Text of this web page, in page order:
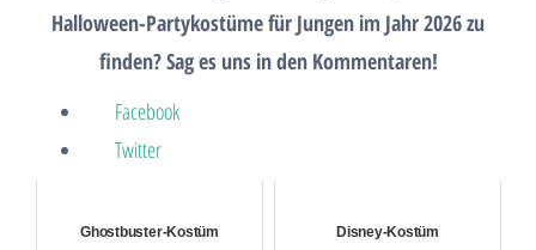
Halloween-Partykostüme für Jungen im Jahr 2026 zu
finden? Sag es uns in den Kommentaren!
Facebook
Twitter
Ghostbuster-Kostüm Disney-Kostüm